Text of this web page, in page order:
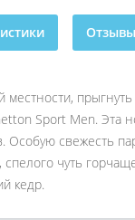
Sport Men. Эта
Особую свежесть
чуть
кедр.